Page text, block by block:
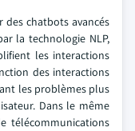
chatbots avancés
la technologie NLP,
les interactions
des interactions
les problèmes plus
Dans le même
télécommunications